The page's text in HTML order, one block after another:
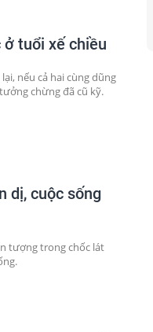
tuổi xế chiều
nếu cả hai cùng dũng
chừng đã cũ kỹ.
dị, cuộc sống
tượng trong chốc lát